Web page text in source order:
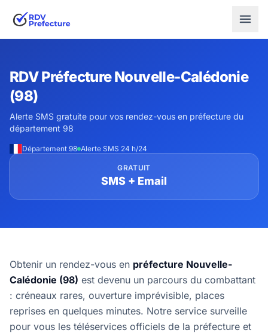
RDV Préfecture Nouvelle-Calédonie
(98)
Alerte SMS gratuite pour vos rendez-vous en préfecture du
département 98
Département 98 Alerte SMS 24 h/24
GRATUIT
SMS + Email
Obtenir un rendez-vous en préfecture Nouvelle-
Calédonie (98) est devenu un parcours du combattant
: créneaux rares, ouverture imprévisible, places
reprises en quelques minutes. Notre service surveille
pour vous les téléservices officiels de la préfecture et